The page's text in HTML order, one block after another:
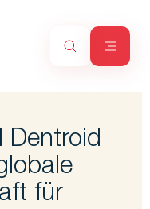
Dentroid
für